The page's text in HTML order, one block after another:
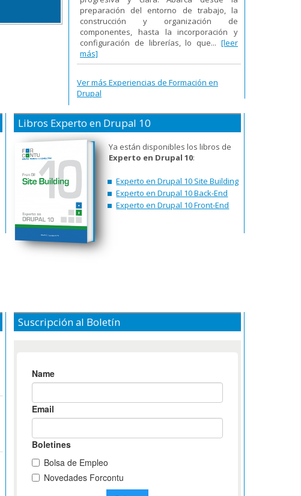
preparación del entorno de trabajo, la
construcción y organización de
componentes, hasta la incorporación y
configuración de librerías, lo que... [leer
más]
Ver más Experiencias de Formación en
Drupal
Libros Experto en Drupal 10
Ya están disponibles los libros de
Experto en Drupal 10:
Experto en Drupal 10 Site Building
Experto en Drupal 10 Back-End
Experto en Drupal 10 Front-End
Suscripción al Boletín